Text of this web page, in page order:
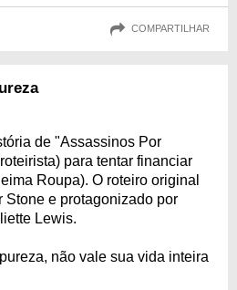
COMPARTILHAR
de "Assassinos Por
para tentar financiar
Roupa). O roteiro original
Stone e protagonizado por
Lewis.
não vale sua vida inteira